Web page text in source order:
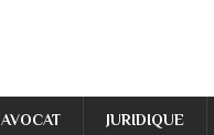
AVOCAT JURIDIQUE